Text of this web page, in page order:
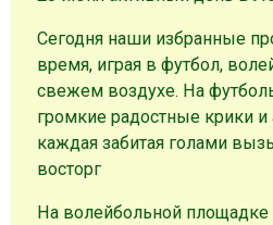
Сегодня наши избранные
время, играя в футбол,
свежем воздухе. На
громкие радостные крики
каждая забитая голами
восторг
На волейбольной площадке